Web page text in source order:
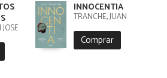
INNOCENTIA
TRANCHE, JUAN
Comprar